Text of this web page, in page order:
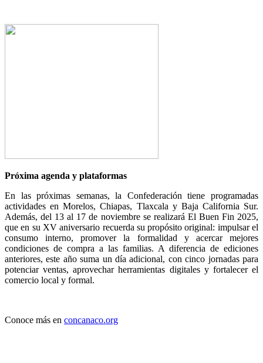
Próxima agenda y plataformas
En las próximas semanas, la Confederación tiene programadas
actividades en Morelos, Chiapas, Tlaxcala y Baja California Sur.
Además, del 13 al 17 de noviembre se realizará El Buen Fin 2025,
que en su XV aniversario recuerda su propósito original: impulsar el
consumo interno, promover la formalidad y acercar mejores
condiciones de compra a las familias. A diferencia de ediciones
anteriores, este año suma un día adicional, con cinco jornadas para
potenciar ventas, aprovechar herramientas digitales y fortalecer el
comercio local y formal.
Conoce más en concanaco.org